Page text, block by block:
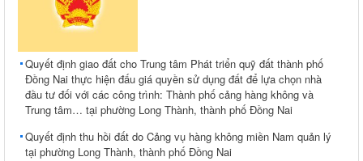
Quyết định giao đất cho Trung tâm Phát triển quỹ đất thành phố
Đồng Nai thực hiện đấu giá quyền sử dụng đất để lựa chọn nhà
đầu tư đối với các công trình: Thành phố cảng hàng không và
Trung tâm… tại phường Long Thành, thành phố Đồng Nai
Quyết định thu hồi đất do Cảng vụ hàng không miền Nam quản lý
tại phường Long Thành, thành phố Đồng Nai